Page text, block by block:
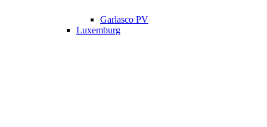
Garlasco PV
Luxemburg